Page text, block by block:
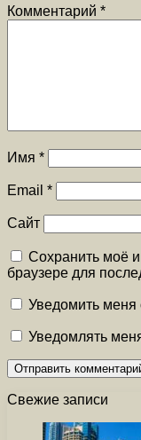
Комментарий *
Имя *
Email *
Сайт
Сохранить моё
браузере для
Уведомить меня
Уведомлять
Свежие записи